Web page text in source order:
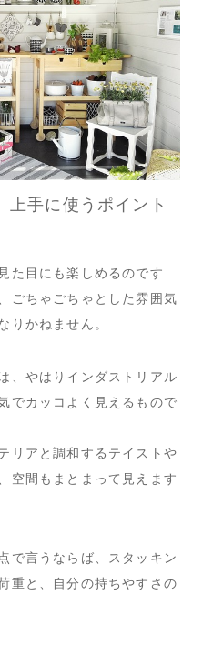
上手に使うポイント
た目にも楽しめるのです
ごちゃごちゃとした雰囲気
りかねません。
、やはりインダストリアル
でカッコよく見えるもので
リアと調和するテイストや
空間もまとまって見えます
で言うならば、スタッキン
重と、自分の持ちやすさの